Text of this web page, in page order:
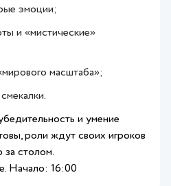
эмоции;
и «мистические»
масштаба»;
и умение
роли ждут своих игроков
за столом.
Начало: 16:00